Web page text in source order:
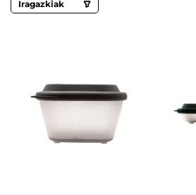
Iragazkiak
468 ml
980 ml
1000 ml